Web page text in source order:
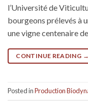
l’Université de
bourgeons prélevés à
une vigne centenaire
CONTINUE READING →
Posted inProduction